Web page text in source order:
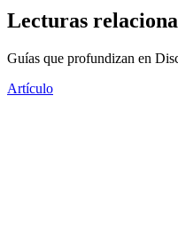
Lecturas
Guías que profundizan en
Artículo